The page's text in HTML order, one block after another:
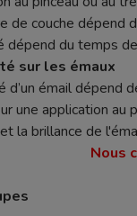
de couche dépend
dépend du temps
sur les émaux
d’un émail dépend
une application au
la brillance de
Nous